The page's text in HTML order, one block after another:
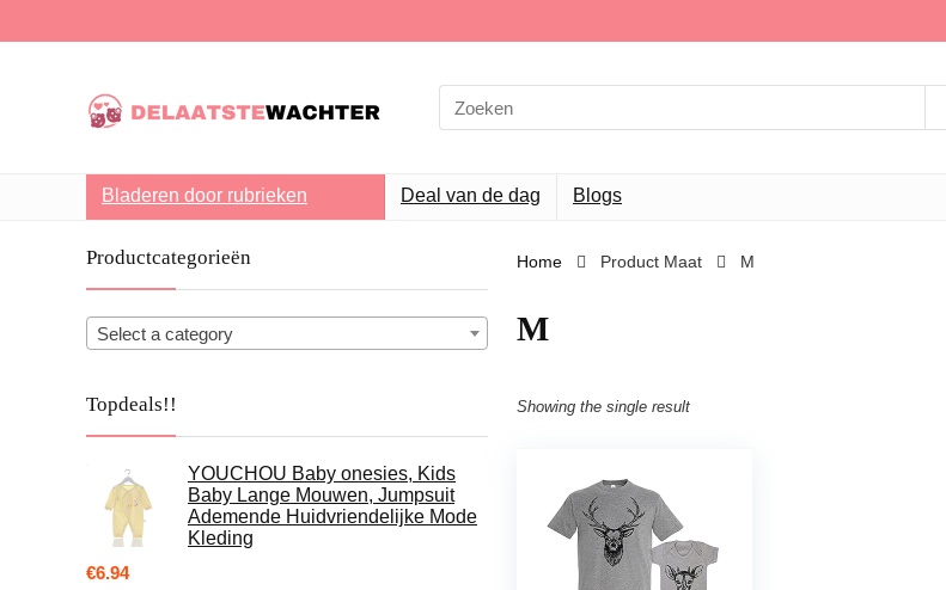
Search
for:
Bladeren door rubrieken Deal van de dag Blogs
Productcategorieën
Select a category
Topdeals!!
YOUCHOU Baby onesies, Kids
Baby Lange Mouwen, Jumpsuit
Ademende Huidvriendelijke Mode
Kleding
€6.94
Home Product Maat M
M
Showing the single result